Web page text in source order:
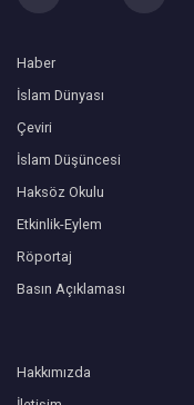
Haber
İslam Dünyası
Çeviri
İslam Düşüncesi
Haksöz Okulu
Etkinlik-Eylem
Röportaj
Basın Açıklaması
Hakkımızda